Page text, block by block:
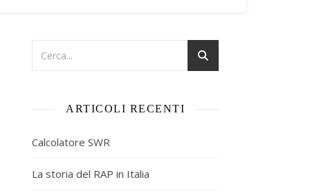
ARTICOLI RECENTI
Calcolatore SWR
La storia del RAP in Italia